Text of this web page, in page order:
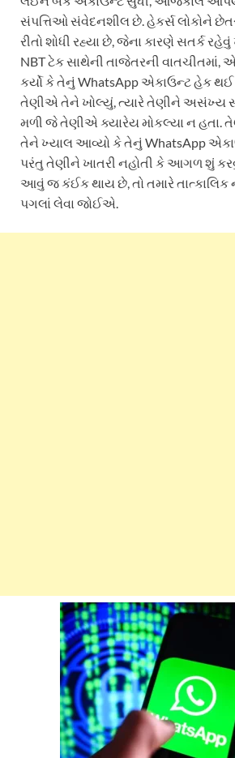
સંપત્તિઓ સંવેદનશીલ છે. હેકર્સ લોકોને
રીતો શોધી રહ્યા છે, જેના કારણે સતર્ક
NBT ટેક સાથેની તાજેતરની વાતચીતમાં,
કર્યો કે તેનું WhatsApp એકાઉન્ટ હેક
તેણીએ તેને ખોલ્યું, ત્યારે તેણીને
મળી જે તેણીએ ક્યારેય મોકલ્યા ન હતા.
તેને ખ્યાલ આવ્યો કે તેનું WhatsApp
પરંતુ તેણીને ખાતરી નહોતી કે આગળ શું
આવું જ કંઈક થાય છે, તો તમારે
પગલાં લેવા જોઈએ.